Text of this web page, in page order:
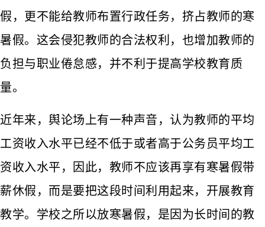
假，更不能给教师布置行政任务，挤占教师的寒
暑假。这会侵犯教师的合法权利，也增加教师的
负担与职业倦怠感，并不利于提高学校教育质
量。
近年来，舆论场上有一种声音，认为教师的平均
工资收入水平已经不低于或者高于公务员平均工
资收入水平，因此，教师不应该再享有寒暑假带
薪休假，而是要把这段时间利用起来，开展教育
教学。学校之所以放寒暑假，是因为长时间的教